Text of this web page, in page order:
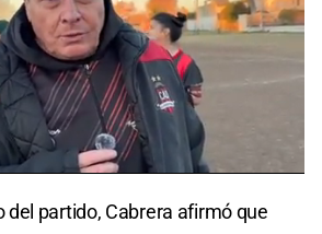
del partido, Cabrera afirmó que